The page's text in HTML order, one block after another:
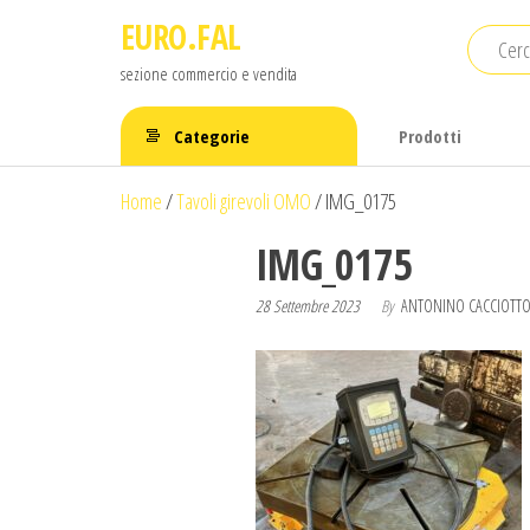
EURO.FAL
sezione commercio e vendita
Categorie Prodotti
Home/Tavoli girevoli OMO/IMG_0175
IMG_0175
28 Settembre 2023 By ANTONINO